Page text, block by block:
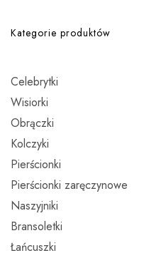
Kategorie produktów
Celebrytki
Wisiorki
Obrączki
Kolczyki
Pierścionki
Pierścionki zaręczynowe
Naszyjniki
Bransoletki
Łańcuszki